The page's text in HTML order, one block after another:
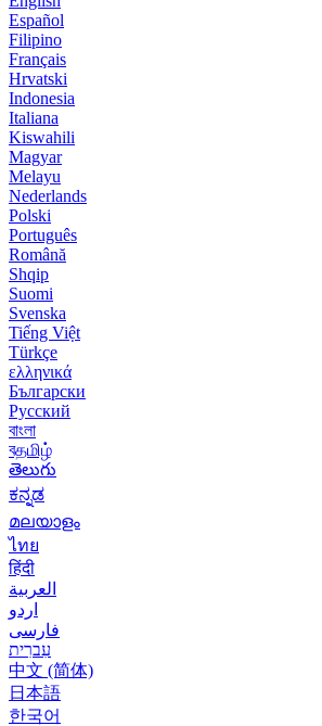
Español
Filipino
Français
Hrvatski
Indonesia
Italiana
Kiswahili
Magyar
Melayu
Nederlands
Polski
Português
Română
Shqip
Suomi
Svenska
Tiếng Việt
Türkçe
ελληνικά
Български
Русский
বাংলা
বதமிழ்
తెలుగు
ಕನ್ನಡ
മലയാളം
ไทย
हिंदी
العربية
اردو
فارسی
עִברִית
中文 (简体)
日本語
한국어